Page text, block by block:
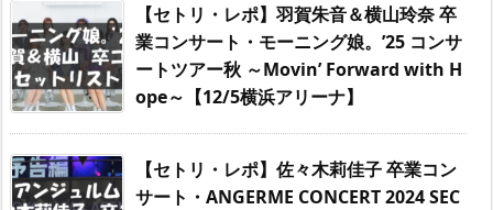
【セトリ・レポ】羽賀朱音＆横山玲奈 卒
業コンサート・モーニング娘。’25 コンサ
ートツアー秋 ～Movin’ Forward with H
ope～【12/5横浜アリーナ】
【セトリ・レポ】佐々木莉佳子 卒業コン
サート・ANGERME CONCERT 2024 SEC